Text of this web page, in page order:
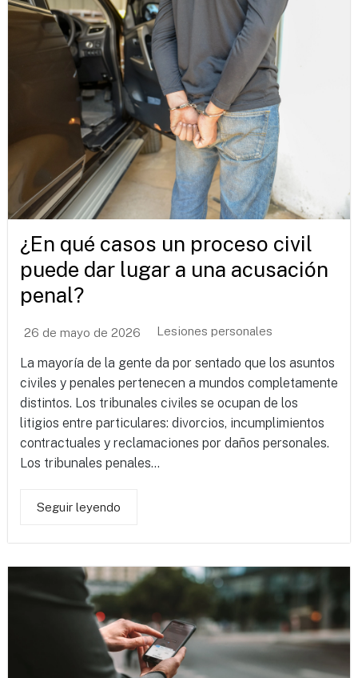
¿En qué casos un proceso civil
puede dar lugar a una acusación
penal?
26 de mayo de 2026 Lesiones personales
La mayoría de la gente da por sentado que los asuntos
civiles y penales pertenecen a mundos completamente
distintos. Los tribunales civiles se ocupan de los
litigios entre particulares: divorcios, incumplimientos
contractuales y reclamaciones por daños personales.
Los tribunales penales...
Seguir leyendo